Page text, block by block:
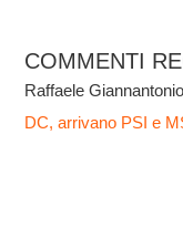
COMMENTI
Raffaele Giannantonio
DC, arrivano PSI e